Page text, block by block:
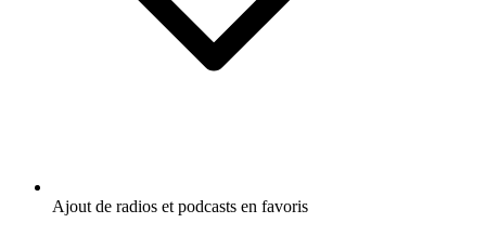
Ajout de radios et podcasts en favoris